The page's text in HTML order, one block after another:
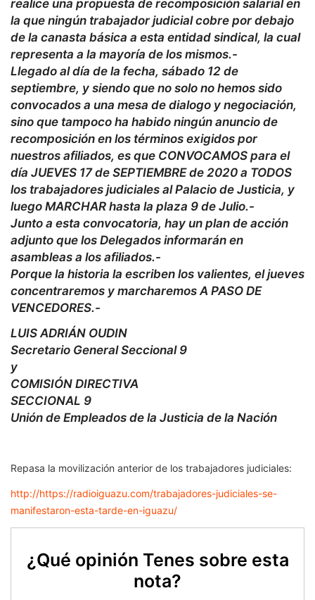
realice una propuesta de recomposición salarial en
la que ningún trabajador judicial cobre por debajo
de la canasta básica a esta entidad sindical, la cual
representa a la mayoría de los mismos.-
Llegado al día de la fecha, sábado 12 de
septiembre, y siendo que no solo no hemos sido
convocados a una mesa de dialogo y negociación,
sino que tampoco ha habido ningún anuncio de
recomposición en los términos exigidos por
nuestros afiliados, es que CONVOCAMOS para el
día JUEVES 17 de SEPTIEMBRE de 2020 a TODOS
los trabajadores judiciales al Palacio de Justicia, y
luego MARCHAR hasta la plaza 9 de Julio.-
Junto a esta convocatoria, hay un plan de acción
adjunto que los Delegados informarán en
asambleas a los afiliados.-
Porque la historia la escriben los valientes, el jueves
concentraremos y marcharemos A PASO DE
VENCEDORES.-
LUIS ADRIÁN OUDIN
Secretario General Seccional 9
y
COMISIÓN DIRECTIVA
SECCIONAL 9
Unión de Empleados de la Justicia de la Nación
Repasa la movilización anterior de los trabajadores judiciales:
http://https://radioiguazu.com/trabajadores-judiciales-se-
manifestaron-esta-tarde-en-iguazu/
¿Qué opinión Tenes sobre esta
nota?